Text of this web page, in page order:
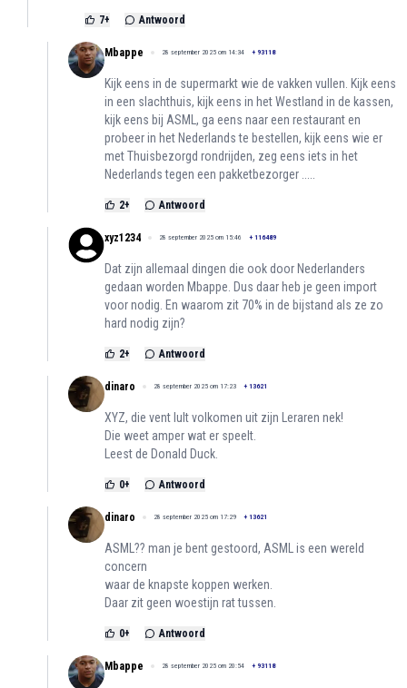
7+ Antwoord
Mbappe 28 september 2025 om 14:34 + 93118
Kijk eens in de supermarkt wie de vakken vullen. Kijk eens
in een slachthuis, kijk eens in het Westland in de kassen,
kijk eens bij ASML, ga eens naar een restaurant en
probeer in het Nederlands te bestellen, kijk eens wie er
met Thuisbezorgd rondrijden, zeg eens iets in het
Nederlands tegen een pakketbezorger .....
2+ Antwoord
xyz1234 28 september 2025 om 15:46 + 116489
Dat zijn allemaal dingen die ook door Nederlanders
gedaan worden Mbappe. Dus daar heb je geen import
voor nodig. En waarom zit 70% in de bijstand als ze zo
hard nodig zijn?
2+ Antwoord
dinaro 28 september 2025 om 17:23 + 13621
XYZ, die vent lult volkomen uit zijn Leraren nek!
Die weet amper wat er speelt.
Leest de Donald Duck.
0+ Antwoord
dinaro 28 september 2025 om 17:29 + 13621
ASML?? man je bent gestoord, ASML is een wereld
concern
waar de knapste koppen werken.
Daar zit geen woestijn rat tussen.
0+ Antwoord
Mbappe 28 september 2025 om 20:54 + 93118